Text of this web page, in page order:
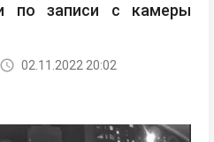
по записи с камеры
02.11.2022 20:02